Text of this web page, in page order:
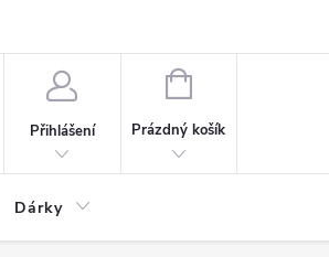
Přihlášení
NÁKUPNÍ
Prázdný košík
Dárky